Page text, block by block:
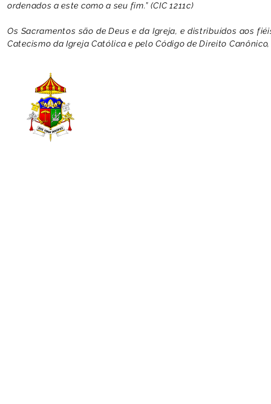
ordenados a este como a seu fim.” (CIC 1211c)
Os Sacramentos são de Deus e da Igreja, e distribuídos aos
Catecismo da Igreja Católica e pelo Código de Direito